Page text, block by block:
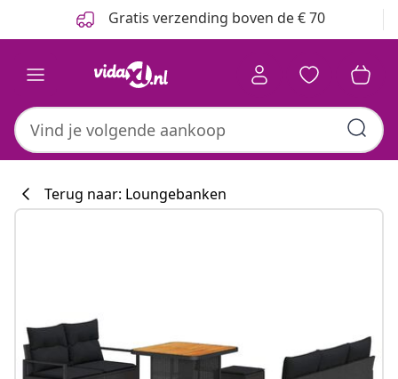
Gratis verzending boven de € 70
Terug naar: Loungebanken